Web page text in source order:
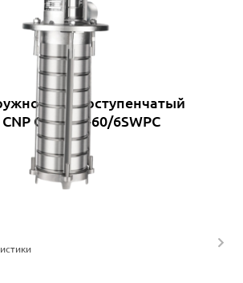
многоступенчатый
CDLK32-60/6SWPC